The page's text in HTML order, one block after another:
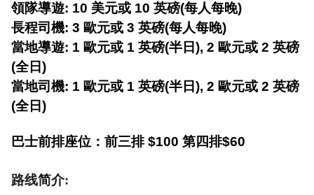
領隊導遊: 10 美元或 10 英磅(每人每晚)
長程司機: 3 歐元或 3 英磅(每人每晚)
當地導遊: 1 歐元或 1 英磅(半日), 2 歐元或 2 英磅
(全日)
當地司機: 1 歐元或 1 英磅(半日), 2 歐元或 2 英磅
(全日)
巴士前排座位：前三排$100 第四排$60
路线简介: